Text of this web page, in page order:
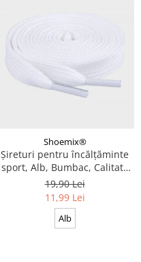
Shoemix®
Șireturi pentru încălțăminte
sport, Alb, Bumbac, Calitate
premium, 100 cm x 0.8 cm
19,90 Lei
11,99 Lei
Alb